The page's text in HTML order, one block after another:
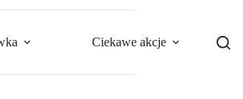
Ciekawe akcje